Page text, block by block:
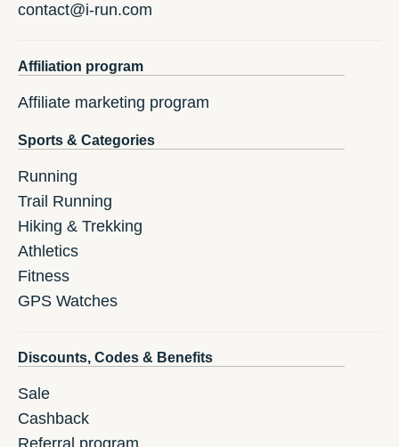
contact@i-run.com
Affiliation program
Affiliate marketing program
Sports & Categories
Running
Trail Running
Hiking & Trekking
Athletics
Fitness
GPS Watches
Discounts, Codes & Benefits
Sale
Cashback